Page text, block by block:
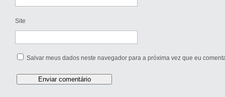
Site
Salvar meus dados neste navegador para a próxima vez que eu